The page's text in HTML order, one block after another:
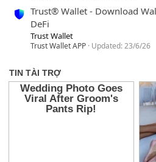
Trust® Wallet - Download
DeFi
Trust Wallet
Trust Wallet APP Updated:23/6/26